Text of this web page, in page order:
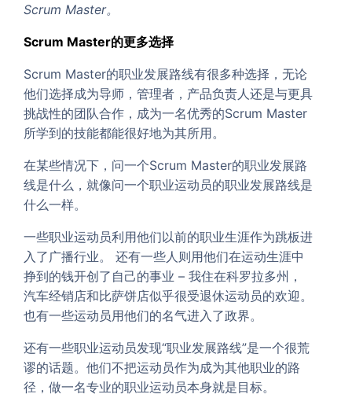
Scrum Master。
Scrum Master的更多选择
Scrum Master的职业发展路线有很多种选择，无论
他们选择成为导师，管理者，产品负责人还是与更具
挑战性的团队合作，成为一名优秀的Scrum Master
所学到的技能都能很好地为其所用。
在某些情况下，问一个Scrum Master的职业发展路
线是什么，就像问一个职业运动员的职业发展路线是
什么一样。
一些职业运动员利用他们以前的职业生涯作为跳板进
入了广播行业。 还有一些人则用他们在运动生涯中
挣到的钱开创了自己的事业 – 我住在科罗拉多州，
汽车经销店和比萨饼店似乎很受退休运动员的欢迎。
也有一些运动员用他们的名气进入了政界。
还有一些职业运动员发现“职业发展路线”是一个很荒
谬的话题。他们不把运动员作为成为其他职业的路
径，做一名专业的职业运动员本身就是目标。